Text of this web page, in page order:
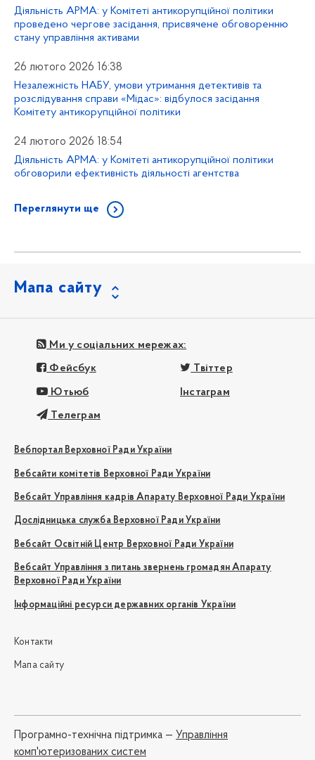
Діяльність АРМА: у Комітеті антикорупційної політики
проведено чергове засідання, присвячене обговоренню
стану управління активами
26 лютого 2026 16:38
Незалежність НАБУ, умови утримання детективів та
розслідування справи «Мідас»: відбулося засідання
Комітету антикорупційної політики
24 лютого 2026 18:54
Діяльність АРМА: у Комітеті антикорупційної політики
обговорили ефективність діяльності агентства
Переглянути ще
Мапа сайту
Ми у соціальних мережах:
Фейсбук Твіттер
Ютьюб Інстаграм
Телеграм
Вебпортал Верховної Ради України
Вебсайти комітетів Верховної Ради України
Вебсайт Управління кадрів Апарату Верховної Ради України
Дослідницька служба Верховної Ради України
Вебсайт Освітній Центр Верховної Ради України
Вебсайт Управління з питань звернень громадян Апарату
Верховної Ради України
Інформаційні ресурси державних органів України
Контакти
Мапа сайту
Програмно-технічна підтримка — Управління
комп'ютеризованих систем